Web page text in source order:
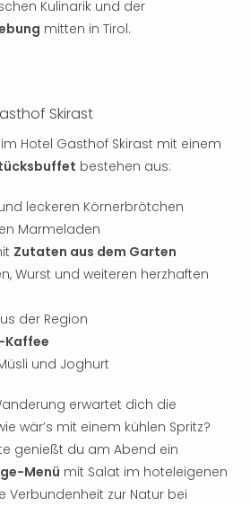
Kulinarik und der
mitten in Tirol.
Skirast
Hotel Gasthof Skirast mit einem
bestehen aus:
leckeren Körnerbrötchen
Marmeladen
Zutaten aus dem Garten
Wurst und weiteren herzhaften
der Region
Kaffee
und Joghurt
erwartet dich die
wär’s mit einem kühlen Spritz?
genießt du am Abend ein
Menü mit Salat im hoteleigenen
Verbundenheit zur Natur bei